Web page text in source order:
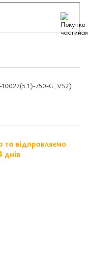
10027(5.1)-750-G_VS2)
та відправляємо
днів